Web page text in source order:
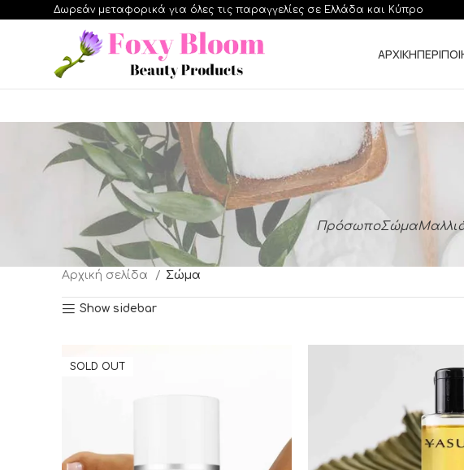
Δωρεάν μεταφορικά για όλες τις παραγγελίες σε Ελλάδα και Κύπρο
ΑΡΧΙΚΗ
ΠρόσωποΣώμα
Αρχική σελίδα Σώμα
Show sidebar
SOLD OUT